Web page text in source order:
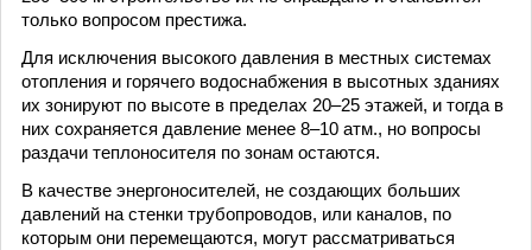
только вопросом престижа.
Для исключения высокого давления в местных системах
отопления и горячего водоснабжения в высотных зданиях
их зонируют по высоте в пределах 20–25 этажей, и тогда в
них сохраняется давление менее 8–10 атм., но вопросы
раздачи теплоносителя по зонам остаются.
В качестве энергоносителей, не создающих больших
давлений на стенки трубопроводов, или каналов, по
которым они перемещаются, могут рассматриваться